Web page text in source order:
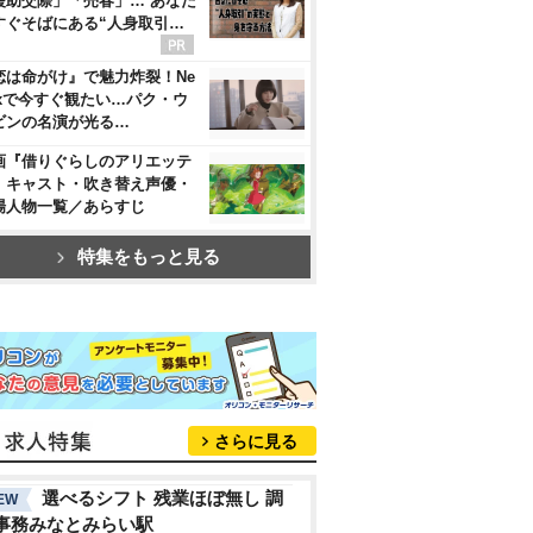
ぐそばにある“人身取引…
は命がけ』で魅力炸裂！Ne
今すぐ観たい…パク・ウ
ンの名演が光る…
『借りぐらしのアリエッテ
キャスト・吹き替え声優・
人物一覧／あらすじ
特集をもっと見る
さらに見る
選べるシフト 残業ほぼ無し 調
務みなとみらい駅